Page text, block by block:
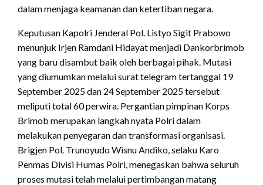
dalam menjaga keamanan dan ketertiban negara.
Keputusan Kapolri Jenderal Pol. Listyo Sigit Prabowo
menunjuk Irjen Ramdani Hidayat menjadi Dankorbrimob
yang baru disambut baik oleh berbagai pihak. Mutasi
yang diumumkan melalui surat telegram tertanggal 19
September 2025 dan 24 September 2025 tersebut
meliputi total 60 perwira. Pergantian pimpinan Korps
Brimob merupakan langkah nyata Polri dalam
melakukan penyegaran dan transformasi organisasi.
Brigjen Pol. Trunoyudo Wisnu Andiko, selaku Karo
Penmas Divisi Humas Polri, menegaskan bahwa seluruh
proses mutasi telah melalui pertimbangan matang